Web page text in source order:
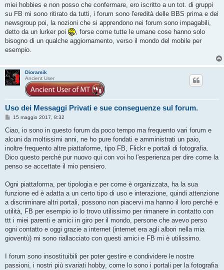
a
g
i
o
miei hobbies e non posso che confermare, ero iscritto a un tot. di gruppi
su FB mi sono ritirato da tutti, i forum sono l'eredità delle BBS prima e dei
newsgroup poi, la nozioni che si apprendono nei forum sono impagabili,
detto da un lurker poi
, forse come tutte le umane cose hanno solo
bisogno di un qualche aggiornamento, verso il mondo del mobile per
esempio.
Dioramik
Ancient User
Uso dei Messaggi Privati e sue conseguenze sul forum.
M
s
a
g
i
o
15 maggio 2017, 8:32
Ciao, io sono in questo forum da poco tempo ma frequento vari forum e
alcuni da moltissimi anni, ne ho pure fondati e amministrati un paio,
inoltre frequento altre piattaforme, tipo FB, Flickr e portali di fotografia.
Dico questo perché pur nuovo qui con voi ho l'esperienza per dire come la
penso se accettate il mio pensiero.
Ogni piattaforma, per tipologia e per come è organizzata, ha la sua
funzione ed è adatta a un certo tipo di uso e interazione, quindi attenzione
a discriminare altri portali, possono non piacervi ma hanno il loro perché e
utilità, FB per esempio io lo trovo utilissimo per rimanere in contatto con
ttt i miei parenti e amici in giro per il mondo, persone che avevo perso
ogni contatto e oggi grazie a internet (internet era agli albori nella mia
gioventù) mi sono riallacciato con questi amici e FB mi è utilissimo.
I forum sono insostituibili per poter gestire e condividere le nostre
passioni, i nostri più svariati hobby, come lo sono i portali per la fotografia